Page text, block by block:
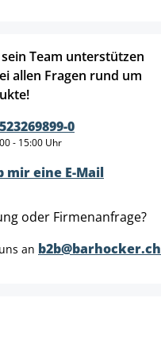
Team unterstützen
allen Fragen rund um
0
- 15:00 Uhr
mir eine E-Mail
oder Firmenanfrage?
an b2b@barhocker.ch